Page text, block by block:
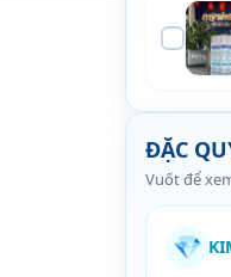
ĐẶC
Vuốt để
💎